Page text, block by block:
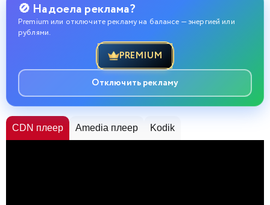
🚫 Надоела реклама?
Premium или отключите рекламу на балансе — энергией или
рублями.
PREMIUM
Отключить рекламу
CDN плеер Amedia плеер Kodik